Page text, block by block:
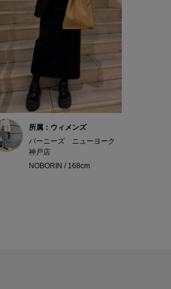
所属：ウィメンズ
バーニーズ ニューヨーク
神戸店
NOBORIN / 168cm